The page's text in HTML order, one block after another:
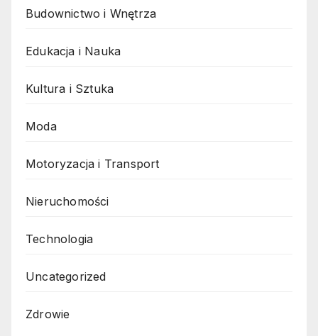
Budownictwo i Wnętrza
Edukacja i Nauka
Kultura i Sztuka
Moda
Motoryzacja i Transport
Nieruchomości
Technologia
Uncategorized
Zdrowie